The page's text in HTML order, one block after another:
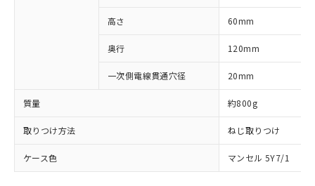
高さ 60mm
奥行 120mm
一次側電線貫通穴径 20mm
質量 約800g
取りつけ方法 ねじ取りつけ
ケース色 マンセル 5Y7/1